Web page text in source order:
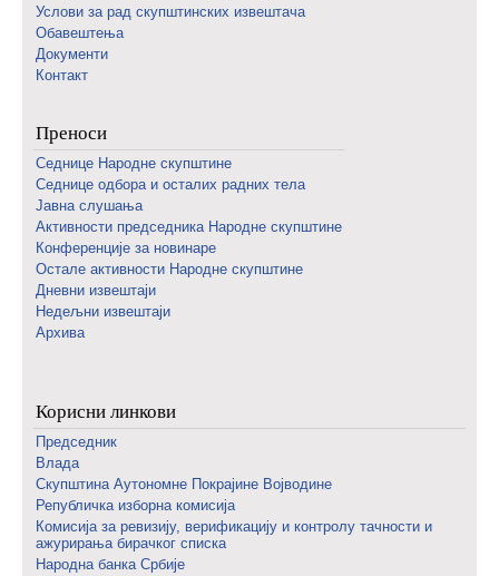
Услови за рад скупштинских извештача
Обавештења
Документи
Контакт
Преноси
Седнице Народне скупштине
Седнице одбора и осталих радних тела
Јавна слушања
Активности председника Народне скупштине
Конференције за новинаре
Oстале активности Народне скупштине
Дневни извештаји
Недељни извештаји
Архива
Корисни линкови
Председник
Влада
Скупштина Аутономне Покрајине Војводине
Републичка изборна комисија
Комисија за ревизију, верификацију и контролу тачности и
ажурирања бирачког списка
Народна банка Србије